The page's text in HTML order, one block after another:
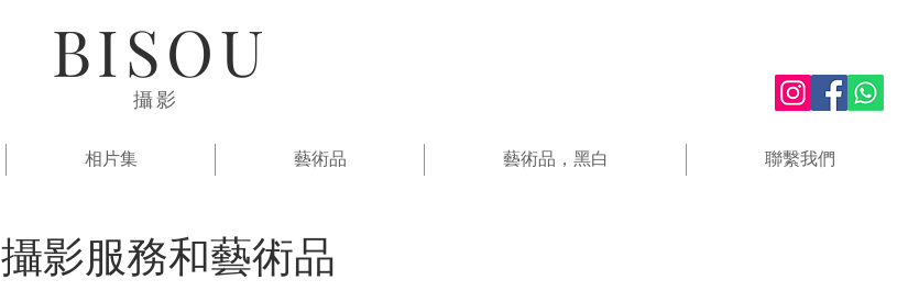
BISOU
攝影
相片集 藝術品 藝術品，黑白 聯繫我們
攝影服務和藝術品